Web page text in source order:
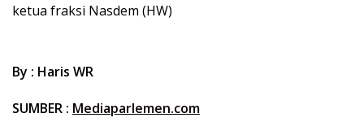
ketua fraksi Nasdem (HW)
By : Haris WR
SUMBER : Mediaparlemen.com